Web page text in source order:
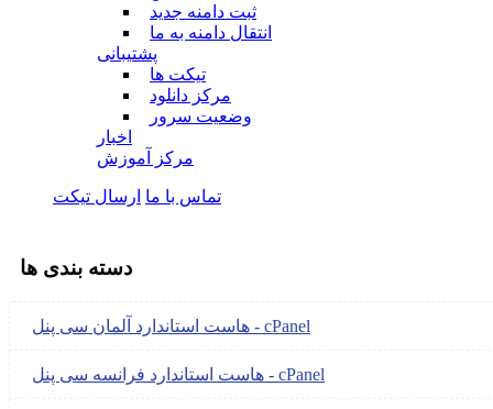
ثبت دامنه جدید
انتقال دامنه به ما
پشتیبانی
تیکت ها
مرکز دانلود
وضعیت سرور
اخبار
مرکز آموزش
تماس با ما ارسال تیکت
دسته بندی ها
هاست استاندارد آلمان سی پنل - cPanel
هاست استاندارد فرانسه سی پنل - cPanel